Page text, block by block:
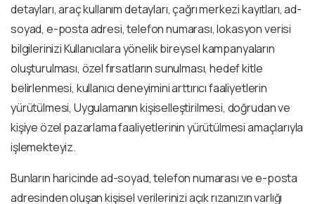
detayları, araç kullanım detayları, çağrı merkezi kayıtları, ad-
soyad, e-posta adresi, telefon numarası, lokasyon verisi
bilgilerinizi Kullanıcılara yönelik bireysel kampanyaların
oluşturulması, özel fırsatların sunulması, hedef kitle
belirlenmesi, kullanıcı deneyimini arttırıcı faaliyetlerin
yürütülmesi, Uygulamanın kişiselleştirilmesi, doğrudan ve
kişiye özel pazarlama faaliyetlerinin yürütülmesi amaçlarıyla
işlemekteyiz.
Bunların haricinde ad-soyad, telefon numarası ve e-posta
adresinden oluşan kişisel verilerinizi açık rızanızın varlığı